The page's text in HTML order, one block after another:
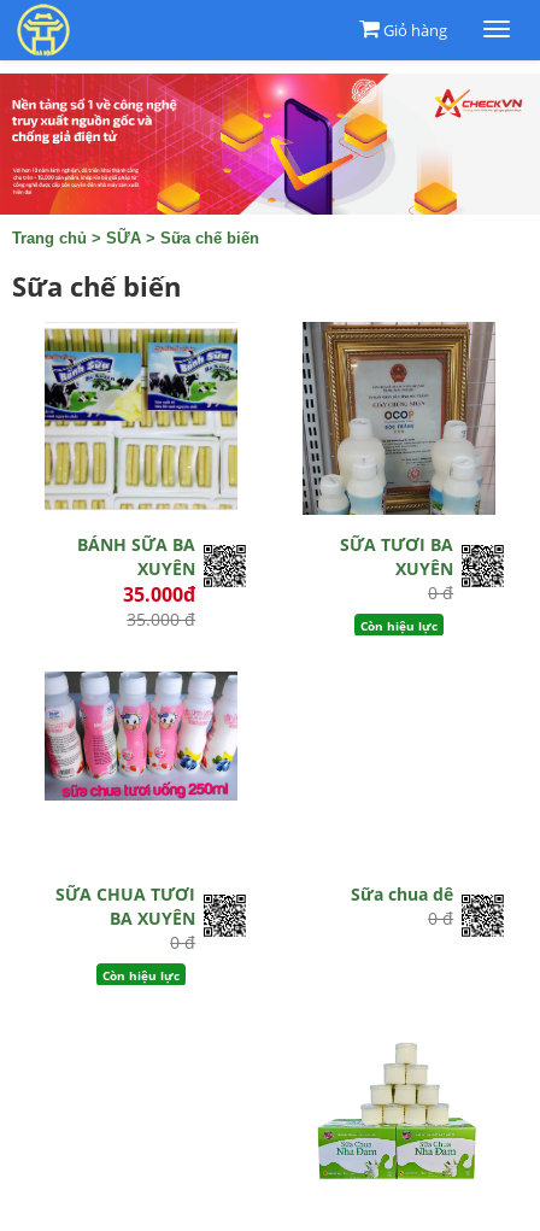
Giỏ hàng
Trang chủ > SỮA > Sữa chế biến
Sữa chế biến
BÁNH SỮA BA
XUYÊN
35.000đ
35.000 đ
SỮA TƯƠI BA
XUYÊN
0 đ
Còn hiệu lực
SỮA CHUA TƯƠI
BA XUYÊN
0 đ
Còn hiệu lực
Sữa chua dê
0 đ